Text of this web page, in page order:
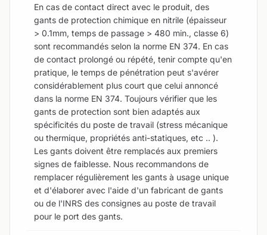
En cas de contact direct avec le produit, des
gants de protection chimique en nitrile (épaisseur
> 0.1mm, temps de passage > 480 min., classe 6)
sont recommandés selon la norme EN 374. En cas
de contact prolongé ou répété, tenir compte qu'en
pratique, le temps de pénétration peut s'avérer
considérablement plus court que celui annoncé
dans la norme EN 374. Toujours vérifier que les
gants de protection sont bien adaptés aux
spécificités du poste de travail (stress mécanique
ou thermique, propriétés anti-statiques, etc .. ).
Les gants doivent être remplacés aux premiers
signes de faiblesse. Nous recommandons de
remplacer régulièrement les gants à usage unique
et d'élaborer avec l'aide d'un fabricant de gants
ou de l'INRS des consignes au poste de travail
pour le port des gants.